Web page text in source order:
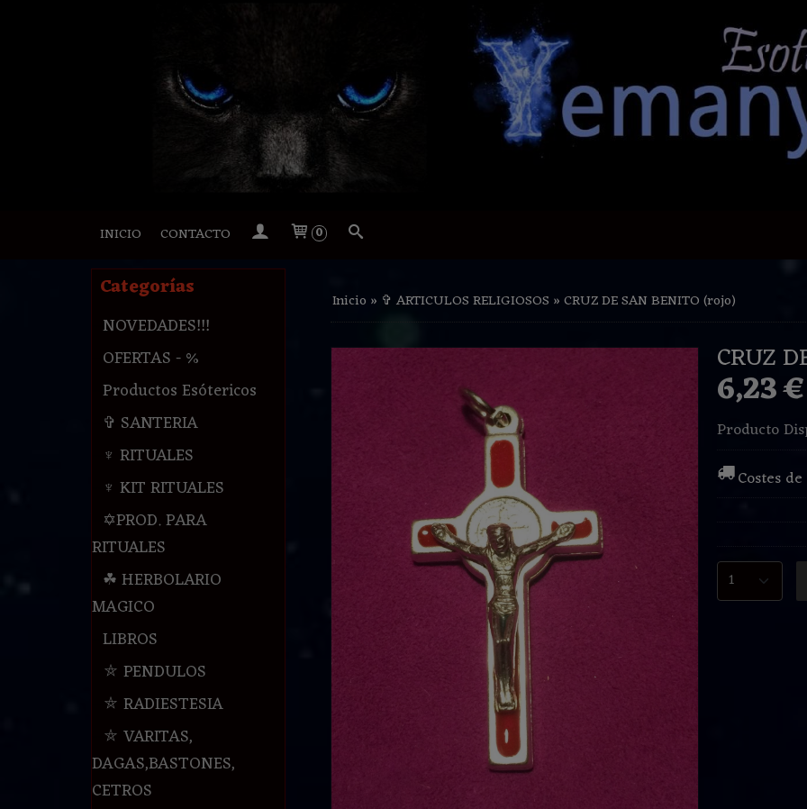
INICIO CONTACTO 0
Categorías
NOVEDADES!!!
OFERTAS - %
Productos Esótericos
✞ SANTERIA
♆ RITUALES
♆ KIT RITUALES
✡PROD. PARA
RITUALES
☘ HERBOLARIO
MAGICO
LIBROS
⛤ PENDULOS
⛤ RADIESTESIA
⛤ VARITAS,
DAGAS,BASTONES,
CETROS
Inicio » ✞ ARTICULOS RELIGIOSOS »CRUZ DE SAN BENITO (rojo)
CRUZ
6,23 €
Producto
Costes